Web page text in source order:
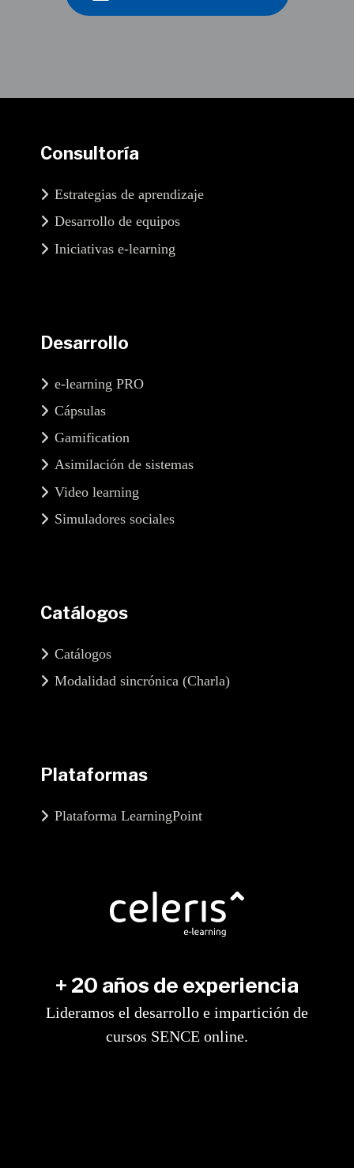
+ 20 años de experiencia
Lideramos el desarrollo e impartición de
cursos SENCE online.
Plataformas
Plataforma LearningPoint
Catálogos
Catálogos
Modalidad sincrónica (Charla)
Desarrollo
e-learning PRO
Cápsulas
Gamification
Asimilación de sistemas
Video learning
Simuladores sociales
Consultoría
Estrategias de aprendizaje
Desarrollo de equipos
Iniciativas e-learning